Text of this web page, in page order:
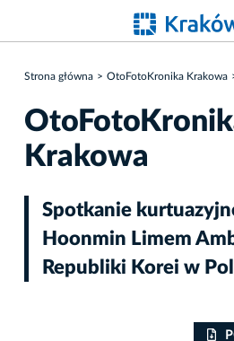
Strona główna OtoFotoKronika Krakowa
Krakowa
Spotkanie
Hoonmin Limem
Republiki Korei w